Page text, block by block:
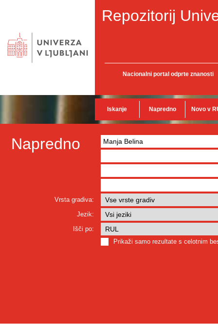
Repozitorij
Nacionalni portal odprte znanosti
Iskanje Napredno Novo v
Napredno
Vrsta gradiva:
Jezik:
Išči po:
Prikaži samo rezultate s celotnim